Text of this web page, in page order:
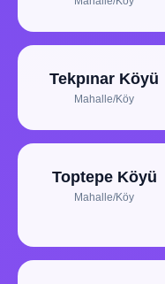
Tekpınar Köyü
Mahalle/Köy
Toptepe Köyü
Mahalle/Köy